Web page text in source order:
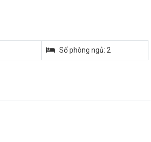
Số phòng ngủ: 2